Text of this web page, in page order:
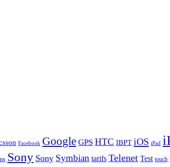
Facebook Google GPS HTC IBPT iOS iPad
Sony Sony Symbian tarifs Telenet Test touch